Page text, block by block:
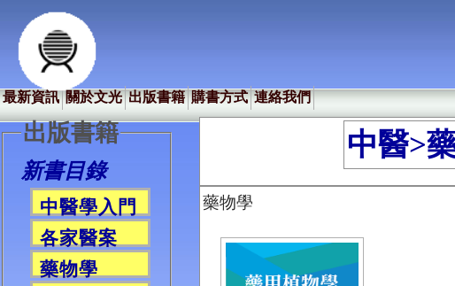
最新資訊 關於文光 出版書籍 購書方式 連絡我們
出版書籍
新書目錄
中醫學入門
各家醫案
藥物學
中醫>
藥物學